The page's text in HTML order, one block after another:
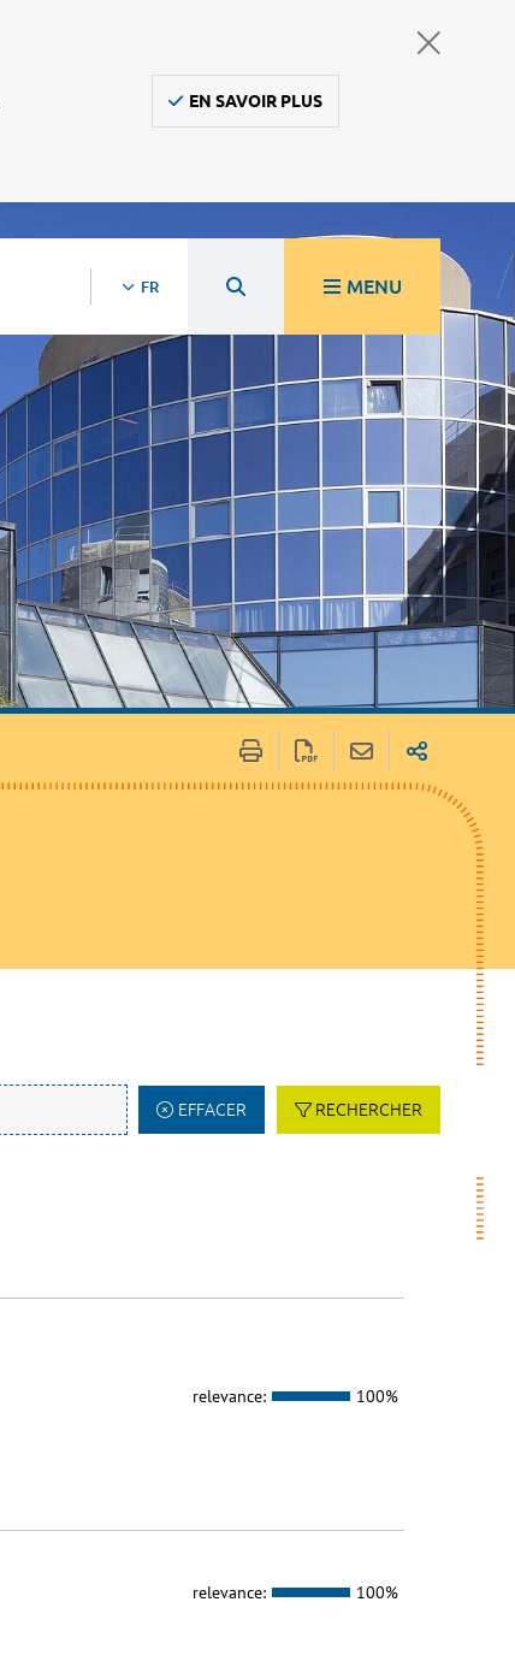
EN SAVOIR PLUS
FR MENU
EFFACER RECHERCHER
relevance: 100%
relevance: 100%